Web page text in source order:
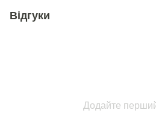
Відгуки
Додайте перший